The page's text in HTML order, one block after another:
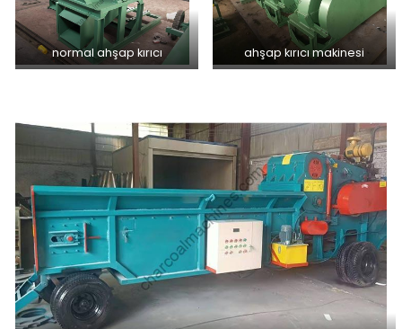
normal ahşap kırıcı ahşap kırıcı makinesi